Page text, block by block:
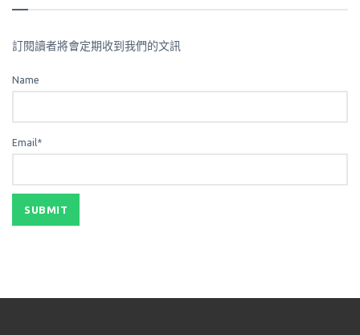
訂閱讀者將會定期收到我們的文訊
Name
Email*